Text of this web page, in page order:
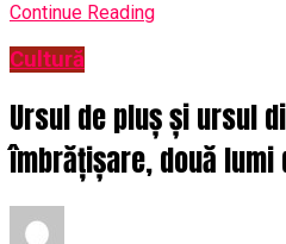
Continue Reading
Cultură
Ursul de pluș și ursul
îmbrățișare, două